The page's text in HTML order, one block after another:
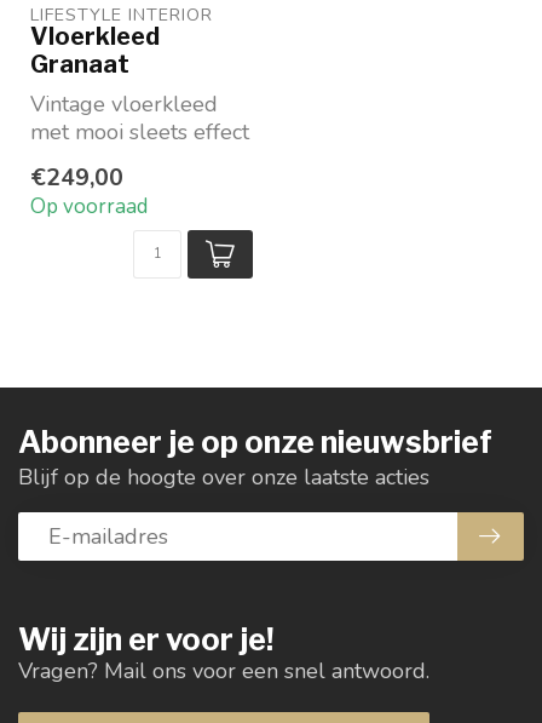
LIFESTYLE INTERIOR
Vloerkleed
Granaat
Vintage vloerkleed
met mooi sleets effect
verkrijgbaar, dus ook
lekk...
€249,00
Op voorraad
Wij zijn er voor je!
Vragen? Mail ons voor een snel antwoord.
Abonneer je op onze nieuwsbrief
Blijf op de hoogte over onze laatste acties